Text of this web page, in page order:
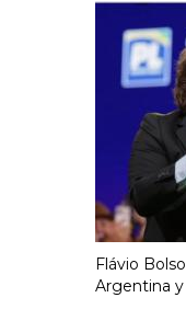
Flávio
Argentina